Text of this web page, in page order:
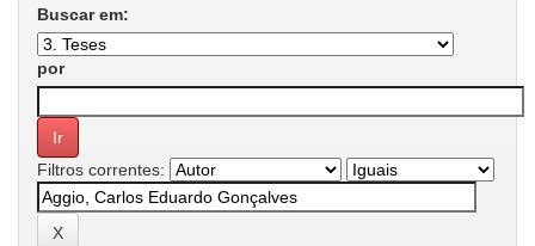
Buscar em:
por
Filtros correntes: